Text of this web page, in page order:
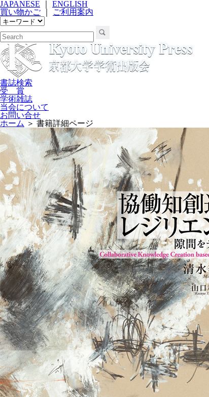
JAPANESE
ENGLISH
買い物かご
ご利用案内
書誌検索
受 賞
学術雑誌
当会について
お問い合せ
ホーム ＞ 書籍詳細ページ